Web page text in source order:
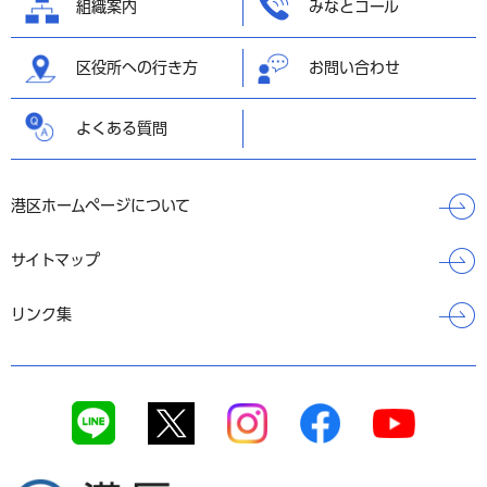
組織案内 みなとコール
区役所への行き方 お問い合わせ
よくある質問
港区ホームページについて
サイトマップ
リンク集